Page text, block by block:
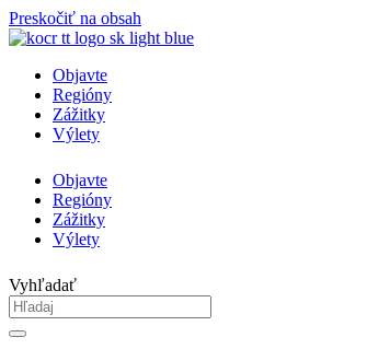
Preskočiť na obsah
Objavte
Regióny
Zážitky
Výlety
Objavte
Regióny
Zážitky
Výlety
Vyhľadať